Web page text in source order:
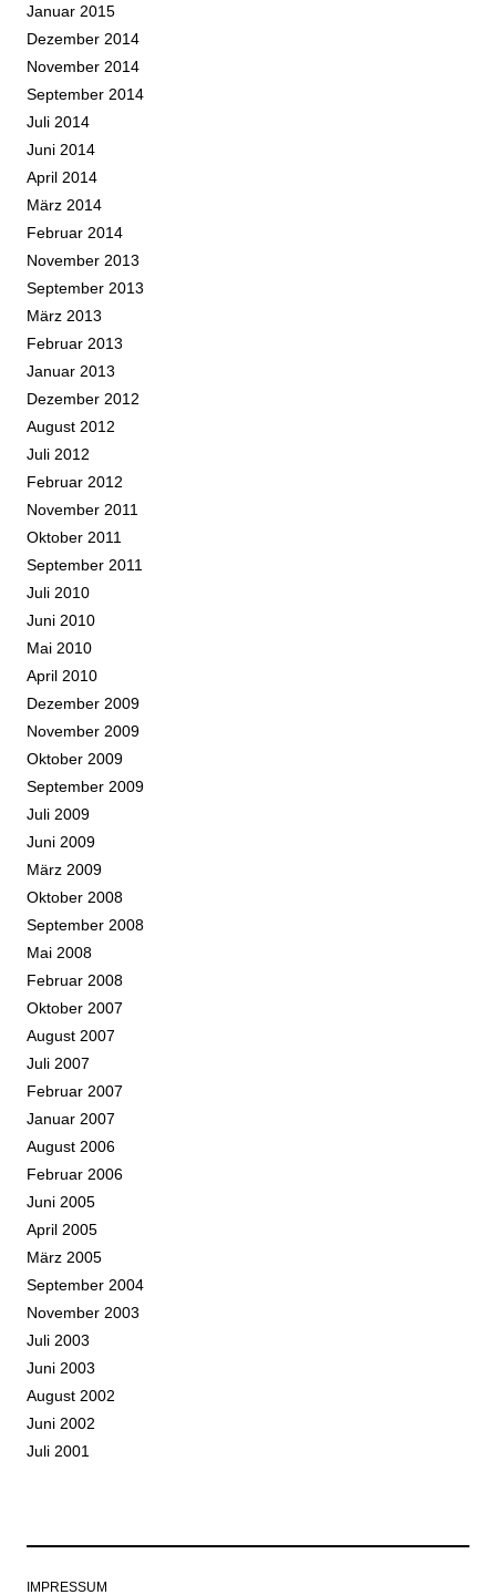
Januar 2015
Dezember 2014
November 2014
September 2014
Juli 2014
Juni 2014
April 2014
März 2014
Februar 2014
November 2013
September 2013
März 2013
Februar 2013
Januar 2013
Dezember 2012
August 2012
Juli 2012
Februar 2012
November 2011
Oktober 2011
September 2011
Juli 2010
Juni 2010
Mai 2010
April 2010
Dezember 2009
November 2009
Oktober 2009
September 2009
Juli 2009
Juni 2009
März 2009
Oktober 2008
September 2008
Mai 2008
Februar 2008
Oktober 2007
August 2007
Juli 2007
Februar 2007
Januar 2007
August 2006
Februar 2006
Juni 2005
April 2005
März 2005
September 2004
November 2003
Juli 2003
Juni 2003
August 2002
Juni 2002
Juli 2001
IMPRESSUM